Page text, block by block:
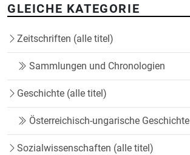
GLEICHE KATEGORIE
Zeitschriften (alle titel)
Sammlungen und Chronologien
Geschichte (alle titel)
Österreichisch-ungarische Geschichte
Sozialwissenschaften (alle titel)